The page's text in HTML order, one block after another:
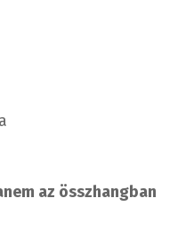
az összhangban